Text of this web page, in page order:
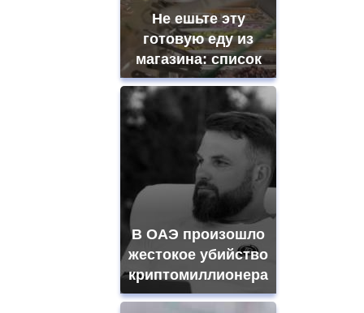
Не ешьте эту
готовую еду из
магазина: список
В ОАЭ произошло
жестокое убийство
криптомиллионера